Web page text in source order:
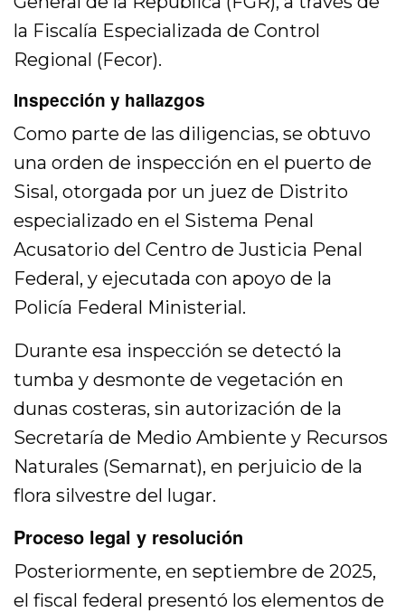
la Fiscalía Especializada de Control
Regional (Fecor).
Inspección y hallazgos
Como parte de las diligencias, se obtuvo
una orden de inspección en el puerto de
Sisal, otorgada por un juez de Distrito
especializado en el Sistema Penal
Acusatorio del Centro de Justicia Penal
Federal, y ejecutada con apoyo de la
Policía Federal Ministerial.
Durante esa inspección se detectó la
tumba y desmonte de vegetación en
dunas costeras, sin autorización de la
Secretaría de Medio Ambiente y Recursos
Naturales (Semarnat), en perjuicio de la
flora silvestre del lugar.
Proceso legal y resolución
Posteriormente, en septiembre de 2025,
el fiscal federal presentó los elementos de